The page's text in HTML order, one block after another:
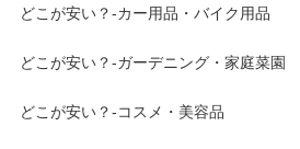
どこが安い？-カー用品・バイク用品
どこが安い？-ガーデニング・家庭菜園
どこが安い？-コスメ・美容品